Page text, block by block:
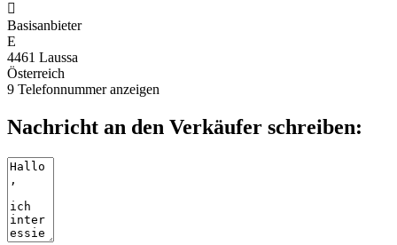

Basisanbieter
E
4461 Laussa
Österreich
9 Telefonnummer anzeigen
Nachricht an den Verkäufer schreiben: